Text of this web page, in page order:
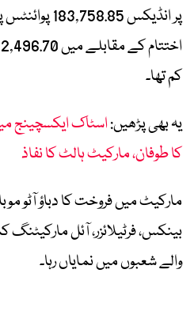
پر انڈیکس
کم تھا۔
یہ بھی پڑھیں:اسٹاک ایکسچینج
کا طوفان، مارکیٹ ہالٹ کا نفاذ
مارکیٹ میں فروخت کا دباؤ آٹو
بینکس، فرٹیلائزر، آئل مارکیٹنگ
والے شعبوں میں نمایاں رہا۔